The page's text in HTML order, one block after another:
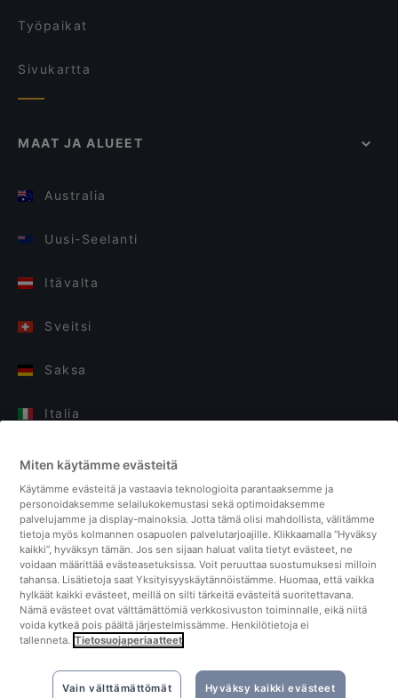
Työpaikat
Sivukartta
MAAT JA ALUEET
Australia
Uusi-Seelanti
Itävalta
Sveitsi
Saksa
Italia
Suomi
Yhdistyneet kuningaskunnat
Turkki
Alankomaat
Singapore
Miten käytämme evästeitä
Käytämme evästeitä ja vastaavia teknologioita parantaaksemme ja
personoidaksemme selailukokemustasi sekä optimoidaksemme
palvelujamme ja display-mainoksia. Jotta tämä olisi mahdollista, välitämme
tietoja myös kolmannen osapuolen palvelutarjoajille. Klikkaamalla “Hyväksy
kaikki”, hyväksyn tämän. Jos sen sijaan haluat valita tietyt evästeet, ne
voidaan määrittää evästeasetuksissa. Voit peruuttaa suostumuksesi milloin
tahansa. Lisätietoja saat Yksityisyyskäytännöistämme. Huomaa, että vaikka
hylkäät kaikki evästeet, meillä on silti tärkeitä evästeitä suoritettavana.
Nämä evästeet ovat välttämättömiä verkkosivuston toiminnalle, eikä niitä
voida kytkeä pois päältä järjestelmissämme. Henkilötietoja ei
tallenneta. Tietosuojaperiaatteet
Vain välttämättömät Hyväksy kaikki evästeet